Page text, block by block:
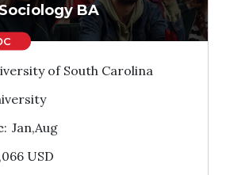
BA
of South Carolina
: Jan,Aug
USD